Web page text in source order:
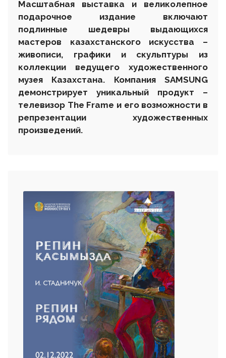
Масштабная выставка и великолепное
подарочное издание включают
подлинные шедевры выдающихся
мастеров казахстанского искусства –
живописи, графики и скульптуры из
коллекции ведущего художественного
музея Казахстана. Компания SAMSUNG
демонстрирует уникальный продукт –
телевизор The Frame и его возможности в
репрезентации художественных
произведений.